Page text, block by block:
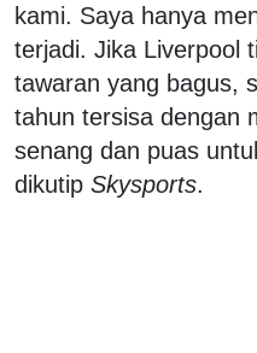
kami. Saya hanya
terjadi. Jika Liverpool
tawaran yang bagus,
tahun tersisa dengan
senang dan puas
dikutip Skysports.